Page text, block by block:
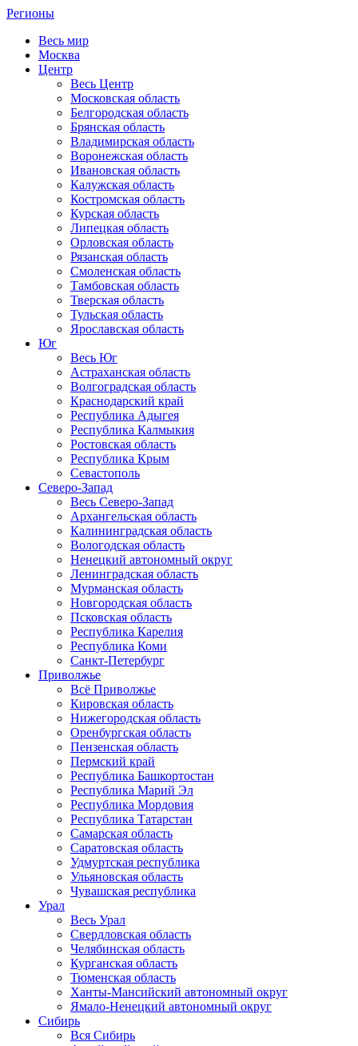
Регионы
Весь мир
Москва
Центр
Весь Центр
Московская область
Белгородская область
Брянская область
Владимирская область
Воронежская область
Ивановская область
Калужская область
Костромская область
Курская область
Липецкая область
Орловская область
Рязанская область
Смоленская область
Тамбовская область
Тверская область
Тульская область
Ярославская область
Юг
Весь Юг
Астраханская область
Волгоградская область
Краснодарский край
Республика Адыгея
Республика Калмыкия
Ростовская область
Республика Крым
Севастополь
Северо-Запад
Весь Северо-Запад
Архангельская область
Калининградская область
Вологодская область
Ненецкий автономный округ
Ленинградская область
Мурманская область
Новгородская область
Псковская область
Республика Карелия
Республика Коми
Санкт-Петербург
Приволжье
Всё Приволжье
Кировская область
Нижегородская область
Оренбургская область
Пензенская область
Пермский край
Республика Башкортостан
Республика Марий Эл
Республика Мордовия
Республика Татарстан
Самарская область
Саратовская область
Удмуртская республика
Ульяновская область
Чувашская республика
Урал
Весь Урал
Свердловская область
Челябинская область
Курганская область
Тюменская область
Ханты-Мансийский автономный округ
Ямало-Ненецкий автономный округ
Сибирь
Вся Сибирь